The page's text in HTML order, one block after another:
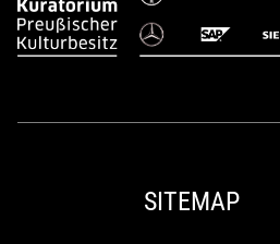
SITEMAP